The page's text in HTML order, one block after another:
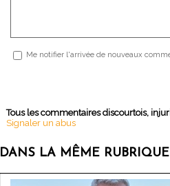
Me notifier l'arrivée de nouveaux
Tous les commentaires discourtois,
Signaler un abus
DANS LA MÊME